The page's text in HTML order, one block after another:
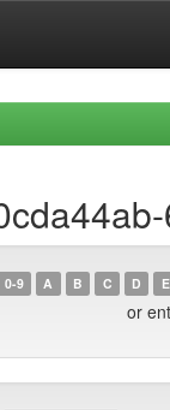
0-9 A B C D E
or